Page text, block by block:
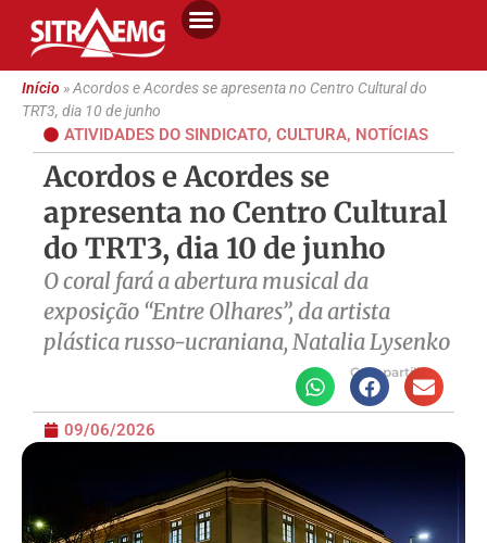
Início»Acordos e Acordes se apresenta no Centro Cultural do
TRT3, dia 10 de junho
ATIVIDADES DO SINDICATO, CULTURA, NOTÍCIAS
Acordos e Acordes se
apresenta no Centro Cultural
do TRT3, dia 10 de junho
O coral fará a abertura musical da
exposição “Entre Olhares”, da artista
plástica russo-ucraniana, Natalia Lysenko
Compartilhe
09/06/2026